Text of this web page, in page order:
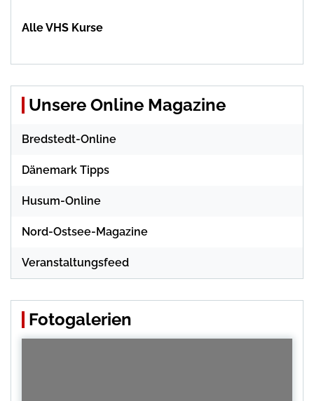
Alle VHS Kurse
Unsere Online Magazine
Bredstedt-Online
Dänemark Tipps
Husum-Online
Nord-Ostsee-Magazine
Veranstaltungsfeed
Fotogalerien